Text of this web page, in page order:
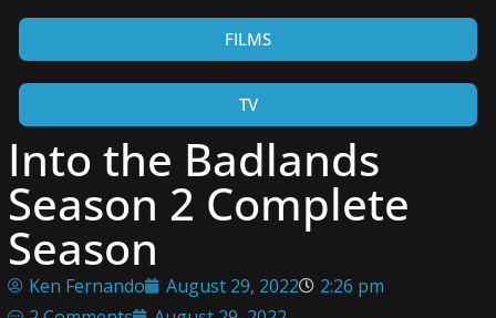
FILMS
TV
Into the Badlands
Season 2 Complete
Season
Ken Fernando August 29, 2022
2:26 pm